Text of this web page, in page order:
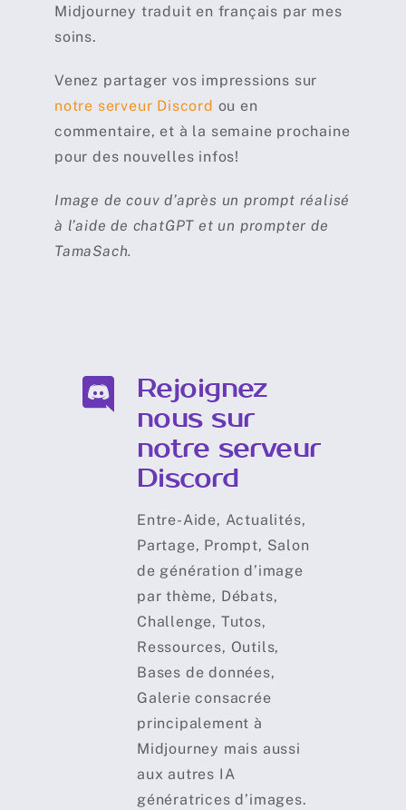
Midjourney traduit en français par mes
soins.
Venez partager vos impressions sur
notre serveur Discord ou en
commentaire, et à la semaine prochaine
pour des nouvelles infos!
Image de couv d’après un prompt réalisé
à l’aide de chatGPT et un prompter de
TamaSach.
Rejoignez
nous sur
notre serveur
Discord
Entre-Aide, Actualités,
Partage, Prompt, Salon
de génération d’image
par thème, Débats,
Challenge, Tutos,
Ressources, Outils,
Bases de données,
Galerie consacrée
principalement à
Midjourney mais aussi
aux autres IA
génératrices d’images.